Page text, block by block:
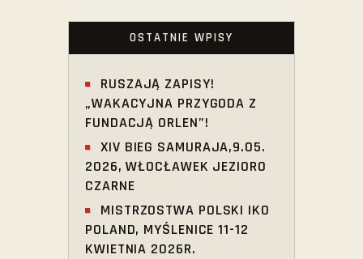
OSTATNIE WPISY
RUSZAJĄ ZAPISY!
„WAKACYJNA PRZYGODA Z
FUNDACJĄ ORLEN”!
XIV BIEG SAMURAJA,9.05.
2026, WŁOCŁAWEK JEZIORO
CZARNE
MISTRZOSTWA POLSKI IKO
POLAND, MYŚLENICE 11-12
KWIETNIA 2026R.